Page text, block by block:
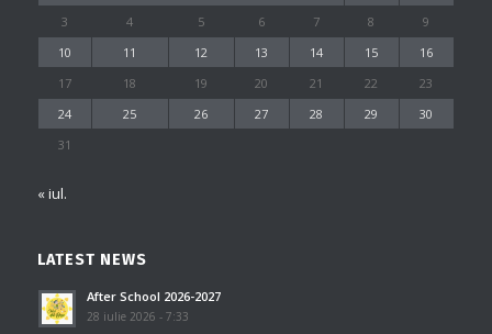
3
4 5 6 7 8
9
10
11 12 13 14 15
16
17
18 19 20 21 22
23
24
25 26 27 28 29
30
31
« iul.
LATEST NEWS
After School 2026-2027
28 iulie 2026 - 7:33